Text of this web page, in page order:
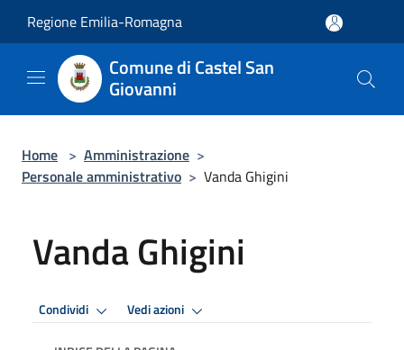
Regione Emilia-Romagna
Comune di Castel San
Giovanni
Home > Amministrazione >
Personale amministrativo > Vanda Ghigini
Vanda Ghigini
Condividi Vedi azioni